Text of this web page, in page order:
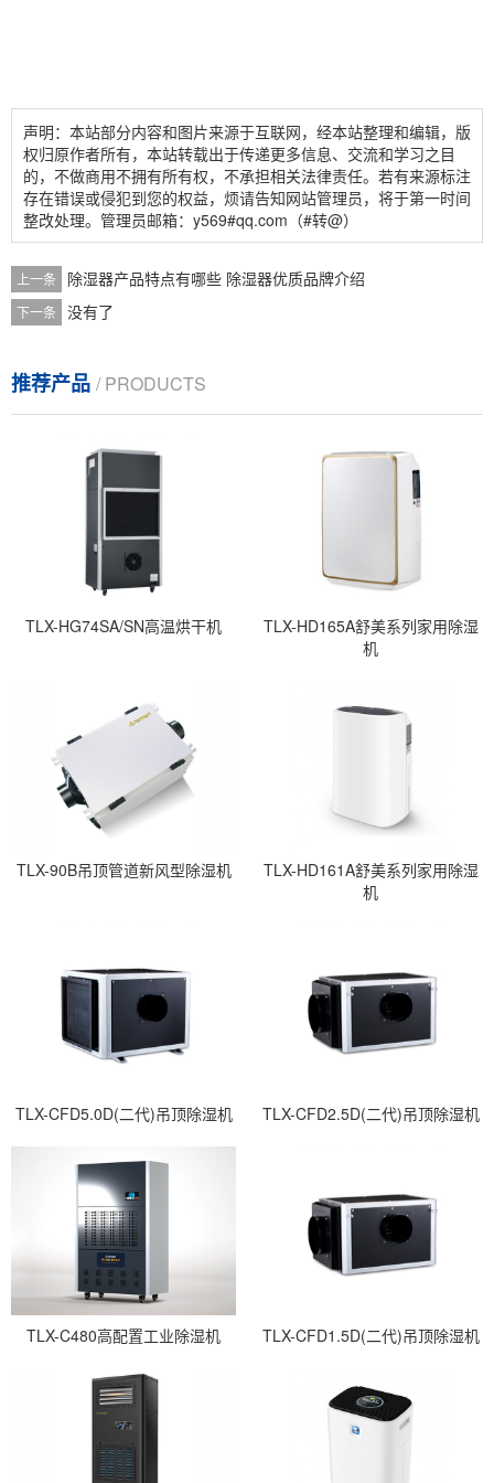
声明：本站部分内容和图片来源于互联网，经本站整理和编辑，版
权归原作者所有，本站转载出于传递更多信息、交流和学习之目
的，不做商用不拥有所有权，不承担相关法律责任。若有来源标注
存在错误或侵犯到您的权益，烦请告知网站管理员，将于第一时间
整改处理。管理员邮箱：y569#qq.com（#转@）
上一条 除湿器产品特点有哪些 除湿器优质品牌介绍
下一条 没有了
推荐产品 / PRODUCTS
TLX-HG74SA/SN高温烘干机
TLX-HD165A舒美系列家用除湿
机
TLX-90B吊顶管道新风型除湿机
TLX-HD161A舒美系列家用除湿
机
TLX-CFD5.0D(二代)吊顶除湿机 TLX-CFD2.5D(二代)吊顶除湿机
TLX-C480高配置工业除湿机 TLX-CFD1.5D(二代)吊顶除湿机